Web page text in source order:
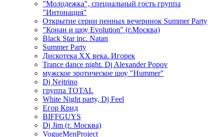
"Молодежка", специальный гость группа
"Интонация"
Открытие серии пенных вечеринок Summer Party
"Конан и шоу Evolution" (г.Москва)
Black Star inc. Natan
Summer Party
Дискотека ХХ века. Игорек
Trance dance night. Dj Alexander Popov
мужское эротическое шоу "Hummer"
Dj Nejtrino
группа TOTAL
White Night party, Dj Feel
Егор Крид
BIFFGUYS
Dj Jim (г. Москва)
VogueMenProject